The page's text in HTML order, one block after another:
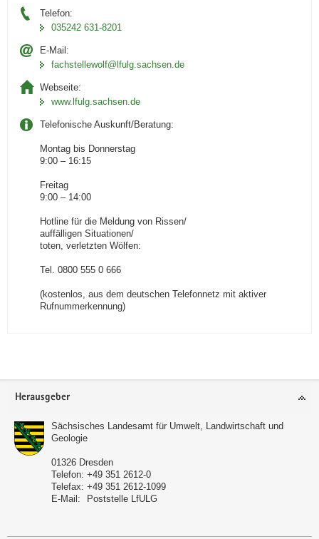
Telefon:
035242 631-8201
E-Mail:
fachstellewolf­@lfulg.sachsen.de
Webseite:
www.lfulg.sachsen.de
Telefonische Auskunft/Beratung:
Montag bis Donnerstag
9:00 – 16:15
Freitag
9:00 – 14:00
Hotline für die Meldung von Rissen/
auffälligen Situationen/
toten, verletzten Wölfen:
Tel. 0800 555 0 666
(kostenlos, aus dem deutschen Telefonnetz mit aktiver
Rufnummerkennung)
Footer-
Herausgeber
Sächsisches Landesamt für Umwelt, Landwirtschaft und
Geologie
01326 Dresden
Telefon: +49 351 2612-0
Telefax: +49 351 2612-1099
E-Mail:
Poststelle LfULG